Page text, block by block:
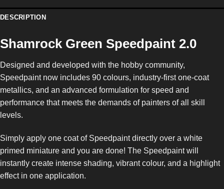
DESCRIPTION
Shamrock Green Speedpaint 2.0
Designed and developed with the hobby community,
Speedpaint now includes 90 colours, industry-first one-coat
metallics, and an advanced formulation for speed and
performance that meets the demands of painters of all skill
levels.
Simply apply one coat of Speedpaint directly over a white
primed miniature and you are done! The Speedpaint will
instantly create intense shading, vibrant colour, and a highlight
effect in one application.